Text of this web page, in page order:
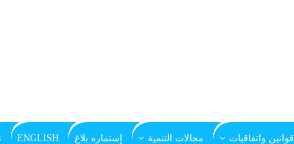
قوانين واتفاقيات مجالات التنمية إستماره بلاغ ENGLISH